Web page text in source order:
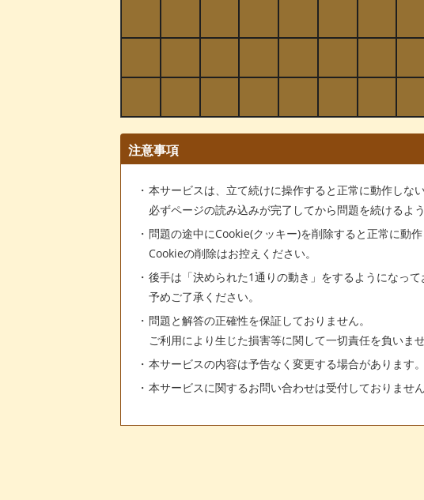
注意事項
本サービスは、立て続けに操作すると正常に動作しな
必ずページの読み込みが完了してから問題を続けるよ
問題の途中にCookie(クッキー)を削除すると正常に動作
Cookieの削除はお控えください。
後手は「決められた1通りの動き」をするようになって
予めご了承ください。
問題と解答の正確性を保証しておりません。
ご利用により生じた損害等に関して一切責任を負いませ
本サービスの内容は予告なく変更する場合があります
本サービスに関するお問い合わせは受付しておりませ